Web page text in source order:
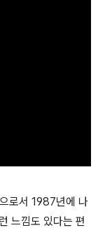
로서 1987년에 나
느낌도 있다는 편